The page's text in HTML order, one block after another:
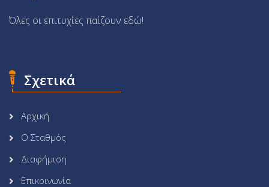
Όλες οι επιτυχίες παίζουν εδώ!
Σχετικά
Αρχική
Ο Σταθμός
Διαφήμιση
Επικοινωνία